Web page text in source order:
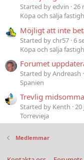
Started by edvin 26
Köpa och sälja
Möjligt att inte
Started by chr57 6
Köpa och sälja
Forumet
Started by Andreash
Spanien
Trevlig
Started by Kenth 20
Torrevieja
Medlemmar